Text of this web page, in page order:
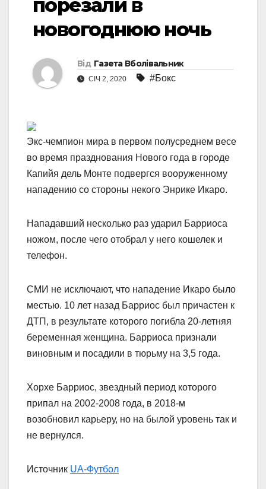
порезали в
новогоднюю ночь
Від Газета Вболівальник
СІЧ 2, 2020 #Бокс
Экс-чемпион мира в первом полусреднем весе
во время празднования Нового года в городе
Капийя дель Монте подвергся вооруженному
нападению со стороны некого Энрике Икаро.
Нападавший несколько раз ударил Барриоса
ножом, после чего отобрал у него кошелек и
телефон.
СМИ не исключают, что нападение Икаро было
местью. 10 лет назад Барриос был причастен к
ДТП, в результате которого погибла 20-летняя
беременная женщина. Барриоса признали
виновным и посадили в тюрьму на 3,5 года.
Хорхе Барриос, звездный период которого
припал на 2002-2008 года, в 2018-м
возобновил карьеру, но на былой уровень так и
не вернулся.
Источник UA-Футбол